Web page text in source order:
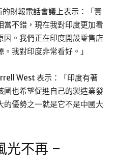
財報電話會議上表示：「實
當不錯，現在我對印度更加看
因。我們正在印度開設零售店
我對印度非常看好。」
West 表示：「印度有著
國也希望促進自己的製造業發
的優勢之一就是它不是中國大
光不再 –